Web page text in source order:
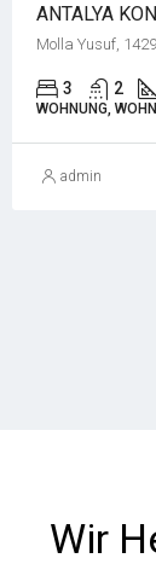
ANTALYA
Molla Yusuf,
3 2
WOHNUNG,
admin
Wir